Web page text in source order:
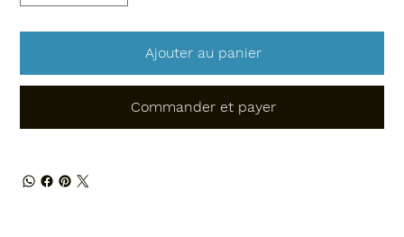
Ajouter au panier
Commander et payer